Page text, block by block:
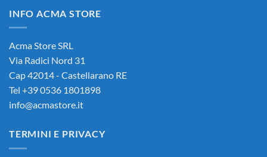
90,00€.
INFO ACMA STORE
Acma Store SRL
Via Radici Nord 31
Cap 42014 - Castellarano RE
Tel +39 0536 1801898
info@acmastore.it
TERMINI E PRIVACY